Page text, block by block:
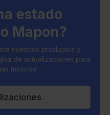
estado
Mapon?
nuestros productos y
de actualizaciones para
mejoras!